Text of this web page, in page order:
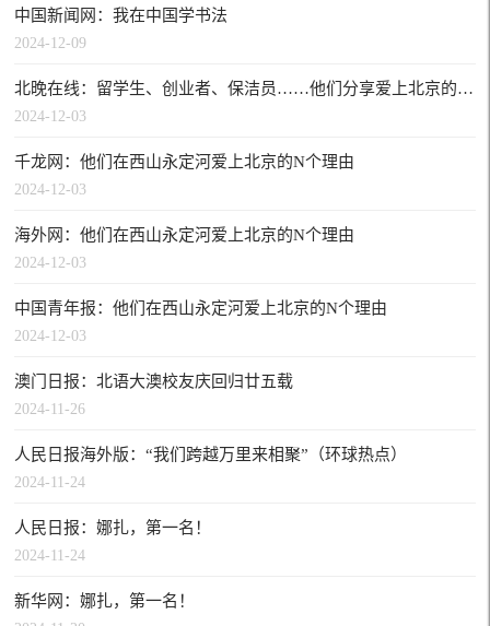
中国新闻网：我在中国学书法
2024-12-09
北晚在线：留学生、创业者、保洁员……他们分享爱上北京的N个理由
2024-12-03
千龙网：他们在西山永定河爱上北京的N个理由
2024-12-03
海外网：他们在西山永定河爱上北京的N个理由
2024-12-03
中国青年报：他们在西山永定河爱上北京的N个理由
2024-12-03
澳门日报：北语大澳校友庆回归廿五载
2024-11-26
人民日报海外版：“我们跨越万里来相聚”（环球热点）
2024-11-24
人民日报：娜扎，第一名！
2024-11-24
新华网：娜扎，第一名！